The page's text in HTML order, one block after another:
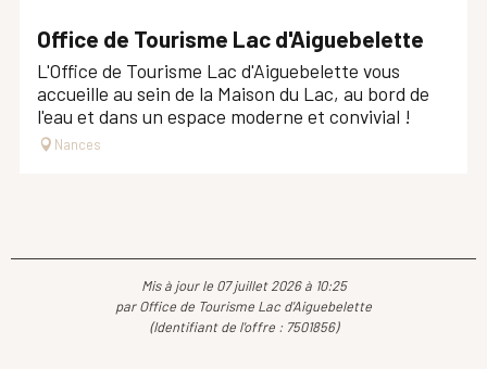
Office de Tourisme Lac d'Aiguebelette
L'Office de Tourisme Lac d'Aiguebelette vous
accueille au sein de la Maison du Lac, au bord de
l'eau et dans un espace moderne et convivial !
Nances
Mis à jour le 07 juillet 2026 à 10:25
par Office de Tourisme Lac d'Aiguebelette
(Identifiant de l'offre : 7501856)